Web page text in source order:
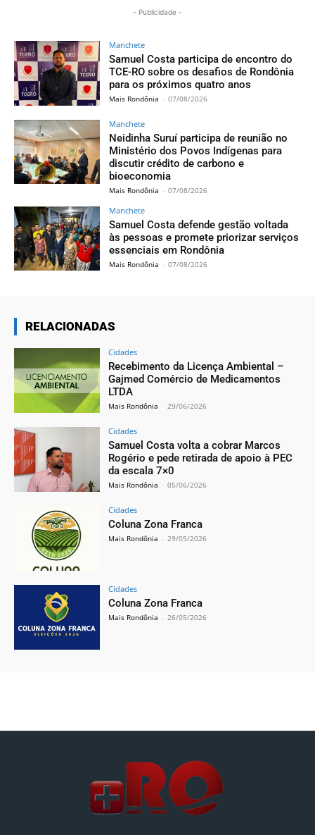
- Publicidade -
Manchete
Samuel Costa participa de encontro do
TCE-RO sobre os desafios de Rondônia
para os próximos quatro anos
Mais Rondônia - 07/08/2026
Manchete
Neidinha Suruí participa de reunião no
Ministério dos Povos Indígenas para
discutir crédito de carbono e
bioeconomia
Mais Rondônia - 07/08/2026
Manchete
Samuel Costa defende gestão voltada
às pessoas e promete priorizar serviços
essenciais em Rondônia
Mais Rondônia - 07/08/2026
RELACIONADAS
Cidades
Recebimento da Licença Ambiental –
Gajmed Comércio de Medicamentos
LTDA
Mais Rondônia - 29/06/2026
Cidades
Samuel Costa volta a cobrar Marcos
Rogério e pede retirada de apoio à PEC
da escala 7×0
Mais Rondônia - 05/06/2026
Cidades
Coluna Zona Franca
Mais Rondônia - 29/05/2026
Cidades
Coluna Zona Franca
Mais Rondônia - 26/05/2026